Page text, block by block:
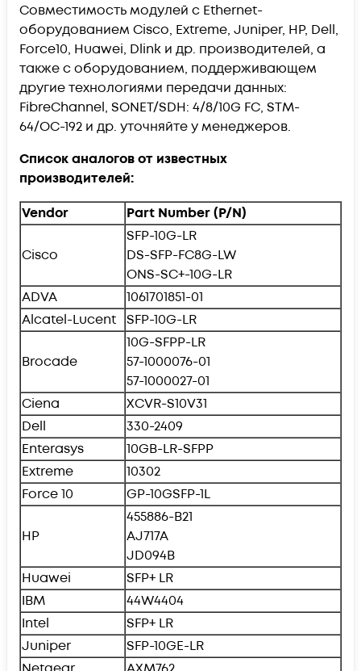
Совместимость модулей с Ethernet-
оборудованием Cisco, Extreme, Juniper, HP, Dell,
Force10, Huawei, Dlink и др. производителей, а
также с оборудованием, поддерживающем
другие технологиями передачи данных:
FibreChannel, SONET/SDH: 4/8/10G FC, STM-
64/OC-192 и др. уточняйте у менеджеров.
Список аналогов от известных
производителей:
Vendor
Part Number (P/N)
Cisco
SFP-10G-LR
DS-SFP-FC8G-LW
ONS-SC+-10G-LR
ADVA
1061701851-01
Alcatel-Lucent SFP-10G-LR
Brocade
10G-SFPP-LR
57-1000076-01
57-1000027-01
Ciena
XCVR-S10V31
Dell
330-2409
Enterasys
10GB-LR-SFPP
Extreme
10302
Force 10
GP-10GSFP-1L
HP
455886-B21
AJ717A
JD094B
Huawei
SFP+ LR
IBM
44W4404
Intel
SFP+ LR
Juniper
SFP-10GE-LR